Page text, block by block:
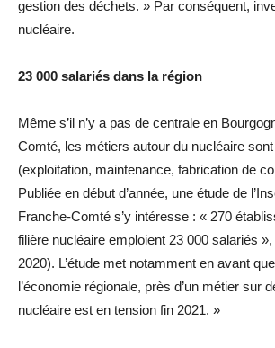
gestion des déchets. » Par conséquent,
nucléaire.
23 000 salariés dans la région
Même s’il n’y a pas de centrale en
Comté, les métiers autour du nucléaire
(exploitation, maintenance, fabrication de
Publiée en début d’année, une étude de
Franche-Comté s’y intéresse : « 270
filière nucléaire emploient 23 000 salariés
2020). L’étude met notamment en avant
l’économie régionale, près d’un métier sur
nucléaire est en tension fin 2021. »